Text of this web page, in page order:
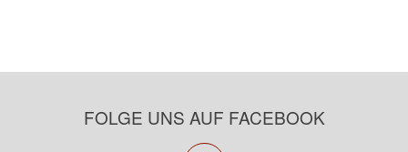
FOLGE UNS AUF FACEBOOK